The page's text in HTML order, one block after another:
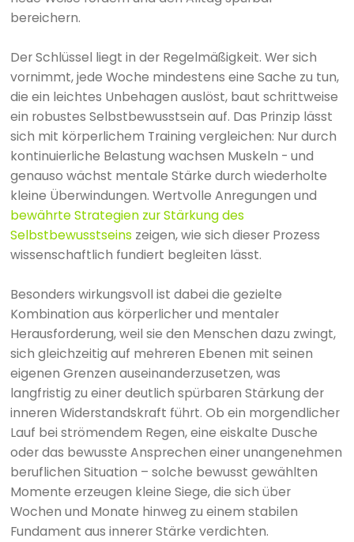
bereichern.
Der Schlüssel liegt in der Regelmäßigkeit. Wer sich
vornimmt, jede Woche mindestens eine Sache zu tun,
die ein leichtes Unbehagen auslöst, baut schrittweise
ein robustes Selbstbewusstsein auf. Das Prinzip lässt
sich mit körperlichem Training vergleichen: Nur durch
kontinuierliche Belastung wachsen Muskeln - und
genauso wächst mentale Stärke durch wiederholte
kleine Überwindungen. Wertvolle Anregungen und
bewährte Strategien zur Stärkung des
Selbstbewusstseins zeigen, wie sich dieser Prozess
wissenschaftlich fundiert begleiten lässt.
Besonders wirkungsvoll ist dabei die gezielte
Kombination aus körperlicher und mentaler
Herausforderung, weil sie den Menschen dazu zwingt,
sich gleichzeitig auf mehreren Ebenen mit seinen
eigenen Grenzen auseinanderzusetzen, was
langfristig zu einer deutlich spürbaren Stärkung der
inneren Widerstandskraft führt. Ob ein morgendlicher
Lauf bei strömendem Regen, eine eiskalte Dusche
oder das bewusste Ansprechen einer unangenehmen
beruflichen Situation – solche bewusst gewählten
Momente erzeugen kleine Siege, die sich über
Wochen und Monate hinweg zu einem stabilen
Fundament aus innerer Stärke verdichten.